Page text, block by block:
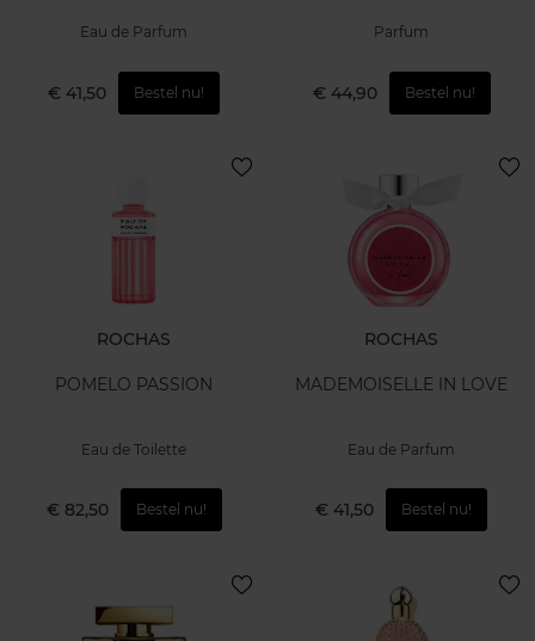
Eau de Parfum
€ 41,50 Bestel nu!
Parfum
€ 44,90 Bestel nu!
ROCHAS
POMELO PASSION
Eau de Toilette
€ 82,50 Bestel nu!
ROCHAS
MADEMOISELLE IN LOVE
Eau de Parfum
€ 41,50 Bestel nu!